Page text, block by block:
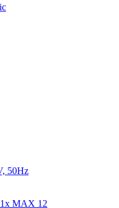
50Hz
MAX 12